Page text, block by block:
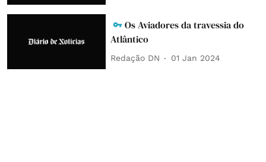
Os Aviadores da travessia do
Atlântico
Redação DN 01 Jan 2024